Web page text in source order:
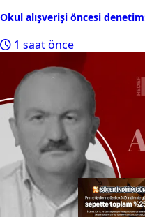
Okul alışverişi öncesi
1 saat önce